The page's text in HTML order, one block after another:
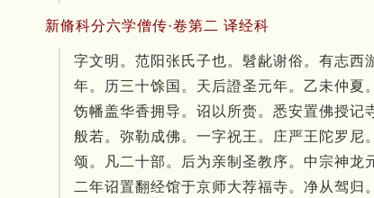
新脩科分六学僧传·卷第二 译经科
字文明。 范阳张氏子也。 髫龀谢俗。 有志西
年。
历三十馀国。 天后證圣元年。 乙未仲夏。
饬幡盖华香拥导。 诏以所赍。 悉安置佛授记
般若。 弥勒成佛。 一字祝王。 庄严王陀罗尼。
颂。
凡二十部。 后为亲制圣教序。 中宗神龙
二年诏置翻经馆于京师大荐福寺。 净从驾归。